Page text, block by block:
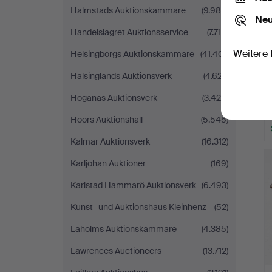
Halmstads Auktionskammare
(9.980)
Handelslagret Auktionsservice
(7.715)
Helsingborgs Auktionskammare (41.401)
Hälsinglands Auktionsverk
(4.627)
Höganäs Auktionsverk
(3.420)
Höörs Auktionshall
(5.545)
Kalmar Auktionsverk
(16.312)
Karljohan Auktioner
(169)
Karlstad Hammarö Auktionsverk (6.493)
Kunst- und Auktionshaus Kleinhenz
(52)
Laholms Auktionskammare
(4.385)
Lawrences Auctioneers
(13.712)
Weitere